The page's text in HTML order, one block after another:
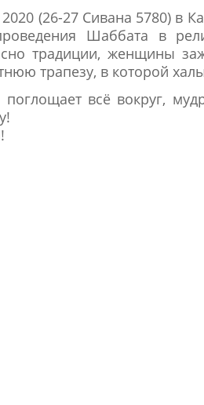
(26-27 Сивана 5780) в
Шаббата в
традиции, женщины
трапезу, в которой
поглощает всё вокруг,